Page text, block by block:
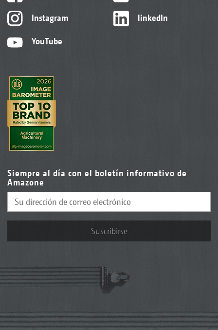
Instagram
YouTube
linkedIn
Siempre al día con el boletín informativo de
Amazone
Suscribirse